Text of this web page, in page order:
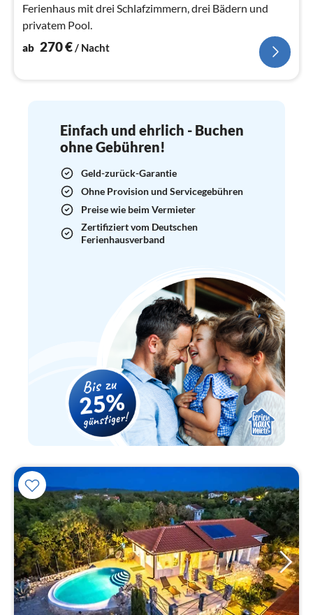
Ferienhaus mit drei Schlafzimmern, drei Bädern und
privatem Pool.
ab 270€/ Nacht
Einfach und ehrlich - Buchen
ohne Gebühren!
Geld-zurück-Garantie
Ohne Provision und Servicegebühren
Preise wie beim Vermieter
Zertifiziert vom Deutschen
Ferienhausverband